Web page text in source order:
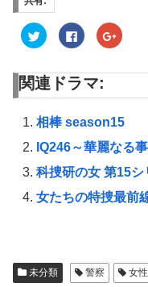
ク
リ
し
て
T
w
t
t
e
r
で
共
有
(
新
し
ウ
で
F
a
b
o
k
共
有
す
る
は
ク
ッ
ク
い
(
ク
リ
し
o
g
l
+
で
共
有
(
新
し
ウ
で
関連ドラマ:
相棒 season15
IQ246～華麗なる
科捜研の女 第15
女たちの特捜最前
未分類 警察 女性